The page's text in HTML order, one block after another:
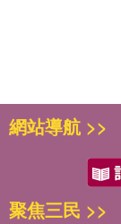
網站導航 >>
聚焦三民 >>